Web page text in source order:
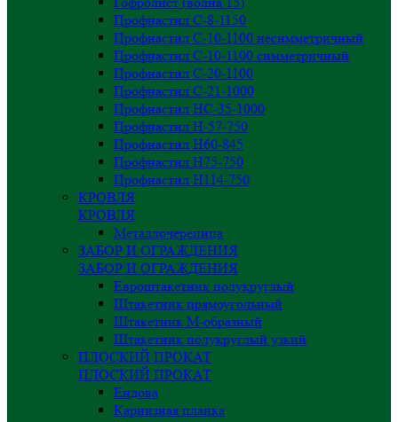
Профнастил С-8-1150
Профнастил С-10-1100 несимметричный
Профнастил С-10-1100 симметричный
Профнастил С-20-1100
Профнастил С-21-1000
Профнастил НС-35-1000
Профнастил H-57-750
Профнастил Н60-845
Профнастил Н75-750
Профнастил Н114-750
КРОВЛЯ
КРОВЛЯ
Металлочерепица
ЗАБОР И ОГРАЖДЕНИЯ
ЗАБОР И ОГРАЖДЕНИЯ
Евроштакетник полукруглый
Штакетник прямоугольный
Штакетник М-образный
Штакетник полукруглый узкий
ПЛОСКИЙ ПРОКАТ
ПЛОСКИЙ ПРОКАТ
Ендова
Карнизная планка